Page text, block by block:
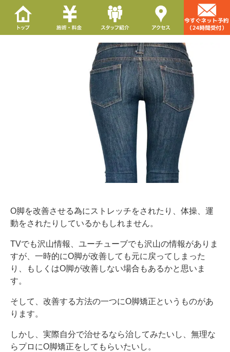
O脚を改善させる為にストレッチをされたり、体操、運
動をされたりしているかもしれません。
TVでも沢山情報、ユーチューブでも沢山の情報がありま
すが、一時的にO脚が改善しても元に戻ってしまった
り、もしくはO脚が改善しない場合もあるかと思いま
す。
そして、改善する方法の一つにO脚矯正というものがあ
ります。
しかし、実際自分で治せるなら治してみたいし、無理な
らプロにO脚矯正をしてもらいたいし。